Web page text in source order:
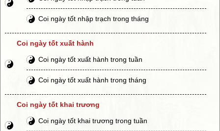
Coi ngày tốt nhập trạch trong tháng
Coi ngày tốt xuất hành
Coi ngày tốt xuất hành trong tuần
Coi ngày tốt xuất hành trong tháng
Coi ngày tốt khai trương
Coi ngày tốt khai trương trong tuần